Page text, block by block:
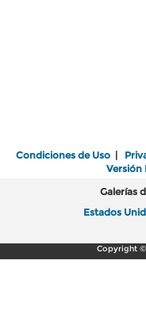
Condiciones de Uso |
Versión
Galerías
Estados
Copyright